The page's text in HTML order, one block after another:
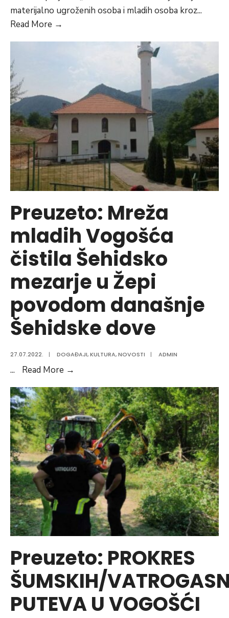
materijalno ugroženih osoba i mladih osoba kroz...
Read More →
dodjelu
plastenika
od
100
m²
sa
dodatnom
opremom
putem
sufinansiranja
Preuzeto: Mreža
mladih Vogošća
čistila Šehidsko
mezarje u Žepi
povodom današnje
Šehidske dove
27.07.2022. | DOGAĐAJI,KULTURA,NOVOSTI | ADMIN
... Read More →
mladih
Vogošća
čistila
Šehidsko
mezarje
u
Žepi
povodom
današnje
Šehidske
dove
Preuzeto: PROKRES
ŠUMSKIH/
PUTEVA U VOGOŠĆI